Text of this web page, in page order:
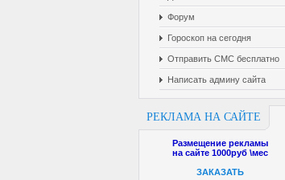
Форум
Гороскоп на сегодня
Отправить СМС бесплатно
Написать админу сайта
РЕКЛАМА НА САЙТЕ
Размещение рекламы
на сайте 1000руб \мес
ЗАКАЗАТЬ